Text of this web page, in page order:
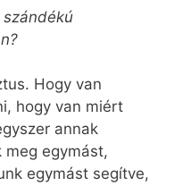
Hogy van
hogy van miért
annak
meg egymást,
egymást segítve,